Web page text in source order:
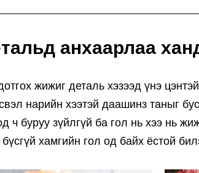
анхаарлаа
жижиг деталь хэзээд үнэ
нарийн хээтэй даашинз таныг
ч буруу зүйлгүй ба гол нь хээ нь
хамгийн гол од байх ёстой